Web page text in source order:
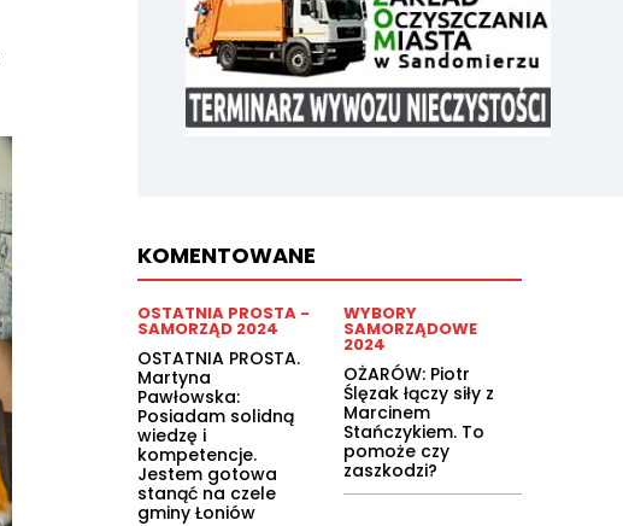
KOMENTOWANE
OSTATNIA PROSTA -
SAMORZĄD 2024
OSTATNIA PROSTA.
Martyna
Pawłowska:
Posiadam solidną
wiedzę i
kompetencje.
Jestem gotowa
stanąć na czele
gminy Łoniów
WYBORY
SAMORZĄDOWE
2024
OŻARÓW: Piotr
Ślęzak łączy siły z
Marcinem
Stańczykiem. To
pomoże czy
zaszkodzi?